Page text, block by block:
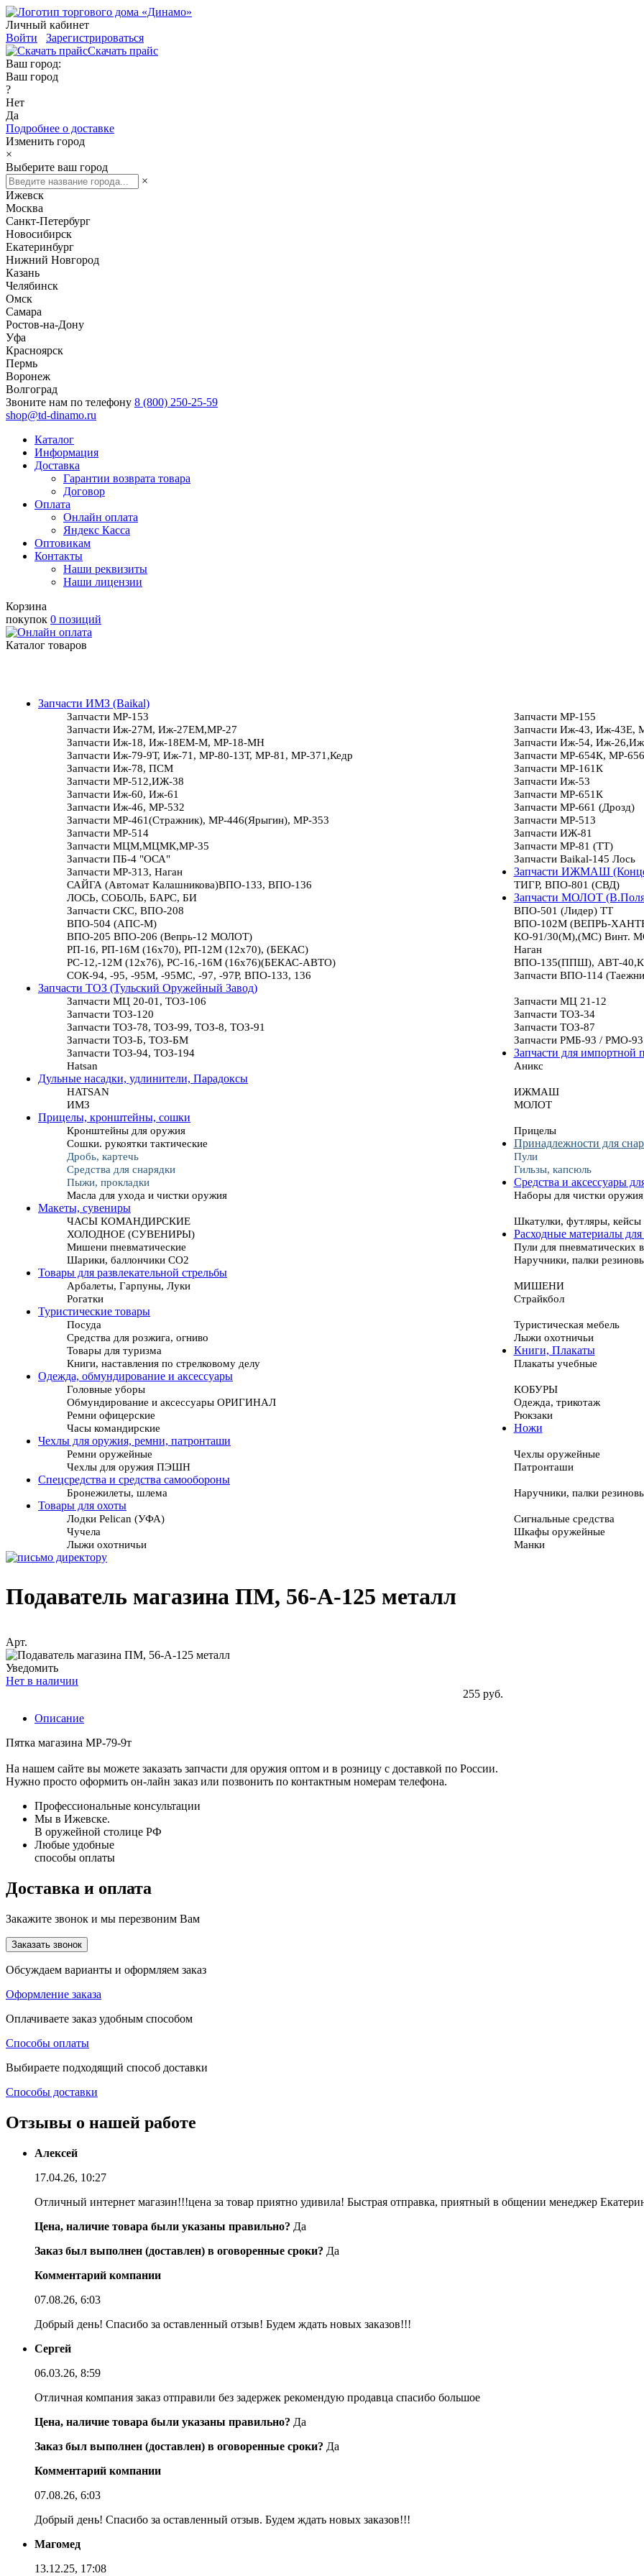
Личный кабинет
Войти
Зарегистрироваться
Скачать прайс
Ваш город:
Ваш город
?
Нет
Да
Подробнее о доставке
Изменить город
×
Выберите ваш город
×
Ижевск
Москва
Санкт-Петербург
Новосибирск
Екатеринбург
Нижний Новгород
Казань
Челябинск
Омск
Самара
Ростов-на-Дону
Уфа
Красноярск
Пермь
Воронеж
Волгоград
Звоните нам по телефону 8 (800) 250-25-59
shop@td-dinamo.ru
Каталог
Информация
Доставка
Гарантии возврата товара
Договор
Оплата
Онлайн оплата
Яндекс Касса
Оптовикам
Контакты
Наши реквизиты
Наши лицензии
Корзина
покупок 0 позиций
Каталог товаров
Запчасти ИМЗ (Baikal)
Запчасти МР-153
Запчасти МР-155
Запчасти Иж-27М, Иж-27ЕМ,МР-27
Запчасти Иж-43, Иж-43Е,
Запчасти Иж-18, Иж-18ЕМ-М, МР-18-МН
Запчасти Иж-54, Иж-
Запчасти Иж-79-9Т, Иж-71, МР-80-13Т, МР-81, МР-371,Кедр
Запчасти МР-654К, МР-
Запчасти Иж-78, ПСМ
Запчасти МР-161К
Запчасти МР-512,ИЖ-38
Запчасти Иж-53
Запчасти Иж-60, Иж-61
Запчасти МР-651К
Запчасти Иж-46, МР-532
Запчасти МР-661 (Дрозд)
Запчасти МР-461(Стражник), МР-446(Ярыгин), МР-353
Запчасти МР-513
Запчасти МР-514
Запчасти ИЖ-81
Запчасти МЦМ,МЦМК,МР-35
Запчасти МР-81 (ТТ)
Запчасти ПБ-4 "ОСА"
Запчасти Baikal-145 Лось
Запчасти МР-313, Наган
Запчасти ИЖМАШ
САЙГА (Автомат Калашникова)ВПО-133, ВПО-136
ТИГР, ВПО-801 (СВД)
ЛОСЬ, СОБОЛЬ, БАРС, БИ
Запчасти МОЛОТ
Запчасти СКС, ВПО-208
ВПО-501 (Лидер) ТТ
ВПО-504 (АПС-М)
ВПО-102М (ВЕПРЬ-
ВПО-205 ВПО-206 (Вепрь-12 МОЛОТ)
КО-91/30(М),(МС) Винт.
РП-16, РП-16М (16х70), РП-12М (12х70), (БЕКАС)
Наган
РС-12,-12М (12х76), РС-16,-16М (16х76)(БЕКАС-АВТО)
ВПО-135(ППШ), АВТ-
СОК-94, -95, -95М, -95МС, -97, -97Р, ВПО-133, 136
Запчасти ВПО-114
Запчасти ТОЗ (Тульский Оружейный Завод)
Запчасти МЦ 20-01, ТОЗ-106
Запчасти МЦ 21-12
Запчасти ТОЗ-120
Запчасти ТОЗ-34
Запчасти ТОЗ-78, ТОЗ-99, ТОЗ-8, ТОЗ-91
Запчасти ТОЗ-87
Запчасти ТОЗ-Б, ТОЗ-БМ
Запчасти РМБ-93 / РМО-93
Запчасти ТОЗ-94, ТОЗ-194
Запчасти для импортной
Hatsan
Аникс
Дульные насадки, удлинители, Парадоксы
HATSAN
ИЖМАШ
ИМЗ
МОЛОТ
Прицелы, кронштейны, сошки
Кронштейны для оружия
Прицелы
Сошки. рукоятки тактические
Принадлежности для
Дробь, картечь
Пули
Средства для снарядки
Гильзы, капсюль
Пыжи, прокладки
Средства и аксессуары
Масла для ухода и чистки оружия
Наборы для чистки
Макеты, сувениры
ЧАСЫ КОМАНДИРСКИЕ
Шкатулки, футляры, кейсы
ХОЛОДНОЕ (СУВЕНИРЫ)
Расходные материалы
Мишени пневматические
Пули для пневматических
Шарики, баллончики СО2
Наручники, палки
Товары для развлекательной стрельбы
Арбалеты, Гарпуны, Луки
МИШЕНИ
Рогатки
Страйкбол
Туристические товары
Посуда
Туристическая мебель
Средства для розжига, огниво
Лыжи охотничьи
Товары для туризма
Книги, Плакаты
Книги, наставления по стрелковому делу
Плакаты учебные
Одежда, обмундирование и аксессуары
Головные уборы
КОБУРЫ
Обмундирование и аксессуары ОРИГИНАЛ
Одежда, трикотаж
Ремни офицерские
Рюкзаки
Часы командирские
Ножи
Чехлы для оружия, ремни, патронташи
Ремни оружейные
Чехлы оружейные
Чехлы для оружия ПЭШН
Патронташи
Спецсредства и средства самообороны
Бронежилеты, шлема
Наручники, палки
Товары для охоты
Лодки Pelican (УФА)
Сигнальные средства
Чучела
Шкафы оружейные
Лыжи охотничьи
Манки
Подаватель магазина ПМ, 56-А-125 металл
Арт.
Уведомить
Нет в наличии
255 руб.
Описание
Пятка магазина МР-79-9т
На нашем сайте вы можете заказать запчасти для оружия оптом и в розницу с доставкой по России.
Нужно просто оформить он-лайн заказ или позвонить по контактным номерам телефона.
Профессиональные консультации
Мы в Ижевске.
В оружейной столице РФ
Любые удобные
способы оплаты
Доставка и оплата
Закажите звонок и мы перезвоним Вам
Заказать звонок
Обсуждаем варианты и оформляем заказ
Оформление заказа
Оплачиваете заказ удобным способом
Способы оплаты
Выбираете подходящий способ доставки
Способы доставки
Отзывы о нашей работе
Алексей
17.04.26, 10:27
Отличный интернет магазин!!!цена за товар приятно удивила! Быстрая отправка, приятный в общении менеджер
Цена, наличие товара были указаны правильно? Да
Заказ был выполнен (доставлен) в оговоренные сроки? Да
Комментарий компании
07.08.26, 6:03
Добрый день! Спасибо за оставленный отзыв! Будем ждать новых заказов!!!
Сергей
06.03.26, 8:59
Отличная компания заказ отправили без задержек рекомендую продавца спасибо большое
Цена, наличие товара были указаны правильно? Да
Заказ был выполнен (доставлен) в оговоренные сроки? Да
Комментарий компании
07.08.26, 6:03
Добрый день! Спасибо за оставленный отзыв. Будем ждать новых заказов!!!
Магомед
13.12.25, 17:08